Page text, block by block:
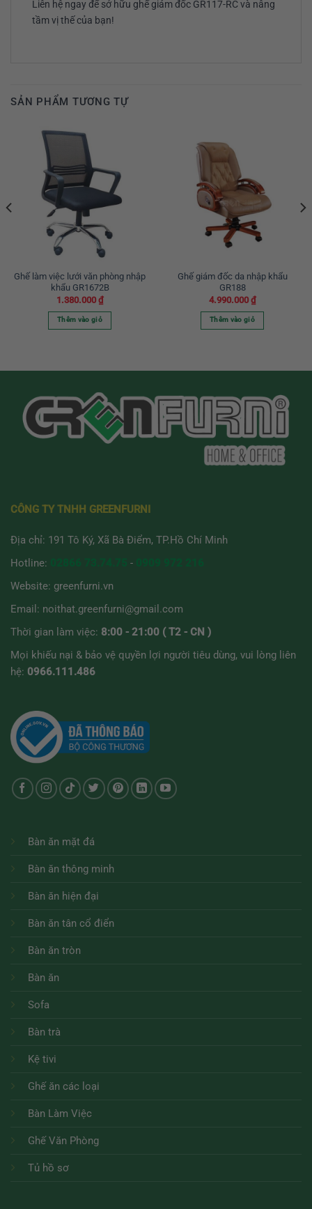
Liên hệ ngay để sở hữu ghế giám đốc GR117-RC và nâng
tầm vị thế của bạn!
SẢN PHẨM TƯƠNG TỰ
Ghế làm việc lưới văn phòng nhập
khẩu GR1672B
1.380.000 ₫
Thêm vào giỏ
Ghế giám đốc da nhập khẩu
GR188
4.990.000 ₫
Thêm vào giỏ
CÔNG TY TNHH GREENFURNI
Địa chỉ: 191 Tô Ký, Xã Bà Điểm, TP.Hồ Chí Minh
Hotline:
-
Website: greenfurni.vn
Email: noithat.greenfurni@gmail.com
Thời gian làm việc: 8:00 - 21:00 ( T2 - CN )
Mọi khiếu nại & bảo vệ quyền lợi người tiêu dùng, vui lòng liên
hệ: 0966.111.486
Bàn ăn mặt đá
Bàn ăn thông minh
Bàn ăn hiện đại
Bàn ăn tân cổ điển
Bàn ăn tròn
Bàn ăn
Sofa
Bàn trà
Kệ tivi
Ghế ăn các loại
Bàn Làm Việc
Ghế Văn Phòng
Tủ hồ sơ